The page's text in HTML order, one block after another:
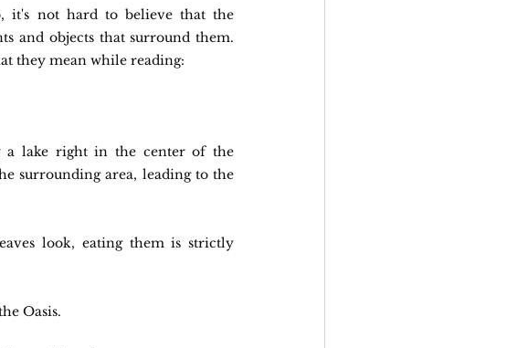
it's not hard to believe that the
and objects that surround them.
they mean while reading:
a lake right in the center of the
surrounding area, leading to the
look, eating them is strictly
Oasis.